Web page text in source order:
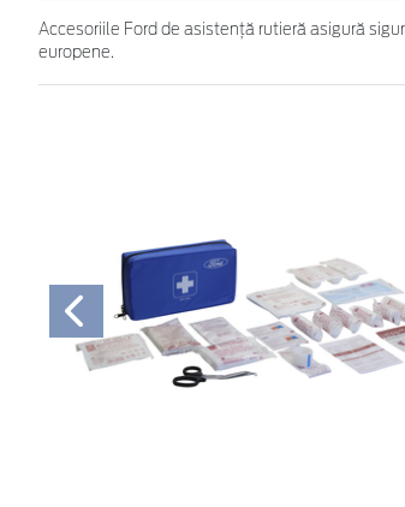
Accesoriile Ford de asistență rutieră asigură
europene.